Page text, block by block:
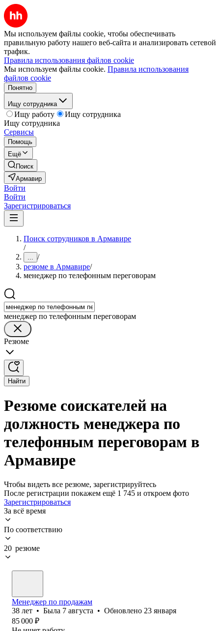
Мы используем файлы cookie, чтобы обеспечивать
правильную работу нашего веб-сайта и анализировать сетевой
трафик.
Правила использования файлов cookie
Мы используем файлы cookie. Правила использования
файлов cookie
Понятно
Ищу сотрудника
Ищу работу
Ищу сотрудника
Ищу сотрудника
Сервисы
Помощь
Ещё
Поиск
Армавир
Войти
Войти
Зарегистрироваться
Поиск сотрудников в Армавире
/
... /
резюме в Армавире/
менеджер по телефонным переговорам
менеджер по телефонным переговорам
Резюме
Найти
Резюме соискателей на
должность менеджера по
телефонным переговорам в
Армавире
Чтобы видеть все резюме, зарегистрируйтесь
После регистрации покажем ещё 1 745 и откроем фото
Зарегистрироваться
За всё время
По соответствию
20 резюме
Менеджер по продажам
38 лет • Была 7 августа • Обновлено 23 января
85 000 ₽